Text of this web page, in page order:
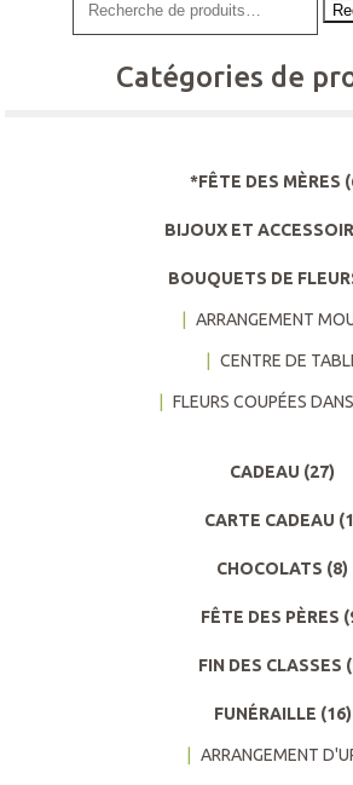
Catégories de
*FÊTE DES MÈRES
BIJOUX ET
BOUQUETS DE
ARRANGEMENT
CENTRE DE
FLEURS COUPÉES
CADEAU (27)
CARTE CADEAU
CHOCOLATS (8)
FÊTE DES PÈRES
FIN DES CLASSES
FUNÉRAILLE (16)
ARRANGEMENT